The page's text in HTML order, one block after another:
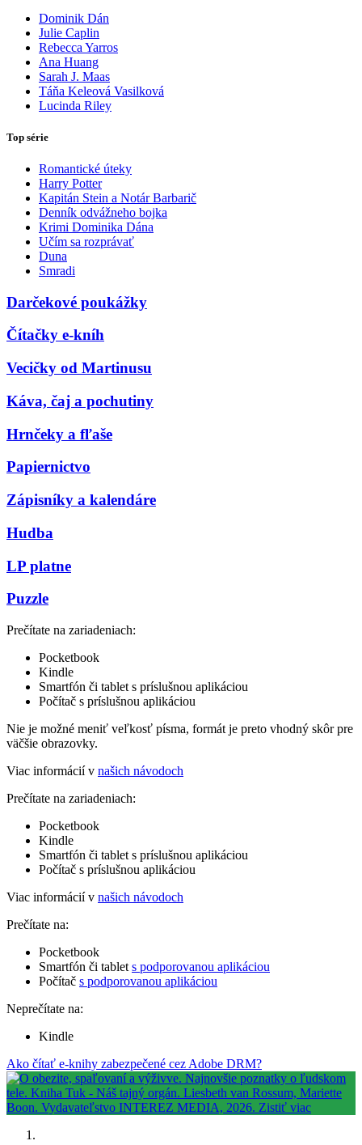
Dominik Dán
Julie Caplin
Rebecca Yarros
Ana Huang
Sarah J. Maas
Táňa Keleová Vasilková
Lucinda Riley
Top série
Romantické úteky
Harry Potter
Kapitán Stein a Notár Barbarič
Denník odvážneho bojka
Krimi Dominika Dána
Učím sa rozprávať
Duna
Smradi
Darčekové poukážky
Čítačky e-kníh
Vecičky od Martinusu
Káva, čaj a pochutiny
Hrnčeky a fľaše
Papiernictvo
Zápisníky a kalendáre
Hudba
LP platne
Puzzle
Prečítate na zariadeniach:
Pocketbook
Kindle
Smartfón či tablet s príslušnou aplikáciou
Počítač s príslušnou aplikáciou
Nie je možné meniť veľkosť písma, formát je preto vhodný skôr pre
väčšie obrazovky.
Viac informácií v našich návodoch
Prečítate na zariadeniach:
Pocketbook
Kindle
Smartfón či tablet s príslušnou aplikáciou
Počítač s príslušnou aplikáciou
Viac informácií v našich návodoch
Prečítate na:
Pocketbook
Smartfón či tablet s podporovanou aplikáciou
Počítač s podporovanou aplikáciou
Neprečítate na:
Kindle
Ako čítať e-knihy zabezpečené cez Adobe DRM?